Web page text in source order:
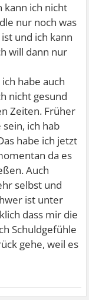
kann ich nicht
nur noch was
und ich kann
will dann nur
habe auch
nicht gesund
Zeiten. Früher
ich hab
habe ich jetzt
da es
Auch
selbst und
ist unter
dass mir die
Schuldgefühle
gehe, weil es